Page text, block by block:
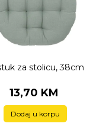
za stolicu, 38cm
13,70 KM
Dodaj u korpu